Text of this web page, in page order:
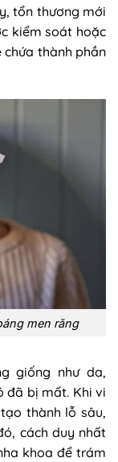
tổn thương mới
kiểm soát hoặc
thành phần
men răng
giống như da,
đã bị mất. Khi vi
thành lỗ sâu,
cách duy nhất
khoa để trám